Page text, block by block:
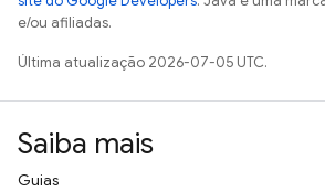
e/ou afiliadas.
Última atualização 2026-07-05 UTC.
Saiba mais
Guias